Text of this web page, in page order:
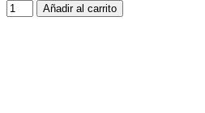
Añadir al carrito